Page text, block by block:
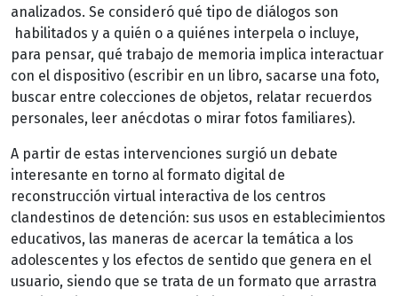
analizados. Se consideró qué tipo de diálogos son
habilitados y a quién o a quiénes interpela o incluye,
para pensar, qué trabajo de memoria implica interactuar
con el dispositivo (escribir en un libro, sacarse una foto,
buscar entre colecciones de objetos, relatar recuerdos
personales, leer anécdotas o mirar fotos familiares).
A partir de estas intervenciones surgió un debate
interesante en torno al formato digital de
reconstrucción virtual interactiva de los centros
clandestinos de detención: sus usos en establecimientos
educativos, las maneras de acercar la temática a los
adolescentes y los efectos de sentido que genera en el
usuario, siendo que se trata de un formato que arrastra